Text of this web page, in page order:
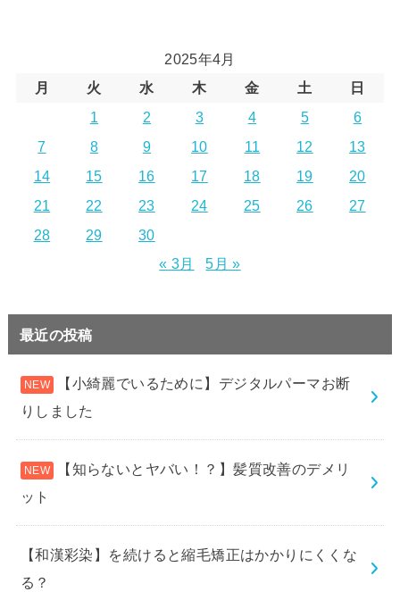
2025年4月
月
火 水 木 金 土
日
1
2 3 4 5
6
7
8 9 10 11 12
13
14
15 16 17 18 19
20
21
22 23 24 25 26
27
28
29
30
« 3月
5月 »
最近の投稿
【小綺麗でいるために】デジタルパーマお断
りしました
【知らないとヤバい！？】髪質改善のデメリ
ット
【和漢彩染】を続けると縮毛矯正はかかりにくくな
る？